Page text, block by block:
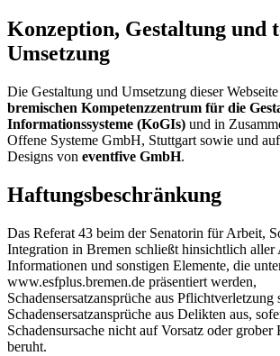
Konzeption, Gestaltung und
Umsetzung
Die Gestaltung und Umsetzung dieser
bremischen Kompetenzzentrum für die
Informationssysteme (KoGIs) und in
Offene Systeme GmbH, Stuttgart sowie und
Designs von eventfive GmbH.
Haftungsbeschränkung
Das Referat 43 beim der Senatorin für Arbeit,
Integration in Bremen schließt hinsichtlich aller
Informationen und sonstigen Elemente, die
www.esfplus.bremen.de präsentiert werden,
Schadensersatzansprüche aus Pflichtverletzung
Schadensersatzansprüche aus Delikten aus,
Schadensursache nicht auf Vorsatz oder grober
beruht.